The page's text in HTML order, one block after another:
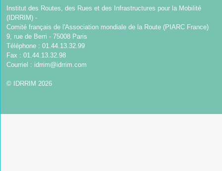
Institut des Routes, des Rues et des Infrastructures pour la Mobilité
(IDRRIM) -
Comité français de l'Association mondiale de la Route (PIARC France)
9, rue de Berri - 75008 Paris
Téléphone : 01.44.13.32.99
Fax : 01.44.13.32.98
Courriel : idrrim@idrrim.com
© IDRRIM 2026